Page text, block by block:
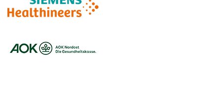
Logo – Siemens Healthineers
Logo – AOK NORDOEST